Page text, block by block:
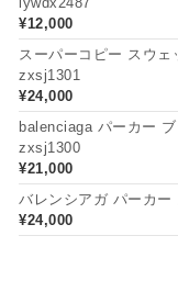
¥12,000
スーパーコピー スウ
zxsj1301
¥24,000
balenciaga パーカー
zxsj1300
¥21,000
バレンシアガ パーカ
¥24,000